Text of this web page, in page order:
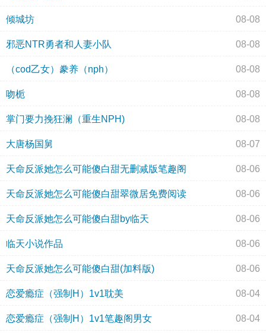
倾城坊 08-08
邪恶NTR勇者和人妻小队 08-08
（cod乙女）豢养（nph） 08-08
吻栀 08-08
掌门要力挽狂澜（重生NPH) 08-08
大唐杨国舅 08-07
天命反派她怎么可能傻白甜无删减版笔趣阁 08-06
天命反派她怎么可能傻白甜翠微居免费阅读 08-06
天命反派她怎么可能傻白甜by临天 08-06
临天小说作品 08-06
天命反派她怎么可能傻白甜(加料版) 08-06
恋爱瘾症（强制H）1v1耽美 08-04
恋爱瘾症（强制H）1v1笔趣阁男女 08-04